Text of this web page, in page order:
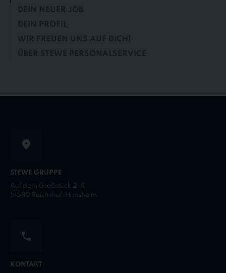
STEWE GRUPPE
Auf dem Großstück 2-4
51580 Reichshof-Hunsheim
KONTAKT